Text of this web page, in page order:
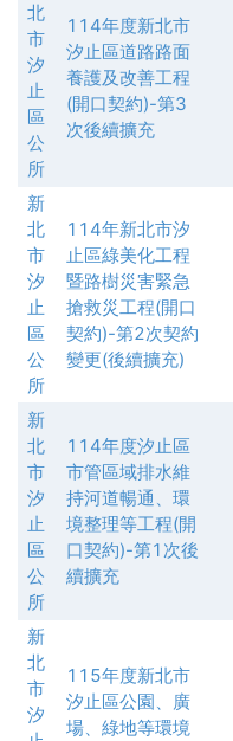
北
市
汐
止
區
公
所
114年度新北市
汐止區道路路面
養護及改善工程
(開口契約)-第3
次後續擴充
新
北
市
汐
止
區
公
所
114年新北市汐
止區綠美化工程
暨路樹災害緊急
搶救災工程(開口
契約)-第2次契約
變更(後續擴充)
新
北
市
汐
止
區
公
所
114年度汐止區
市管區域排水維
持河道暢通、環
境整理等工程(開
口契約)-第1次後
續擴充
新
北
市
汐
115年度新北市
汐止區公園、廣
場、綠地等環境